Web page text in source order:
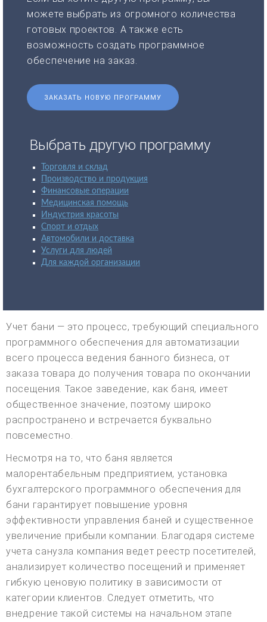
можете выбрать из огромного количества
готовых проектов. А также есть
возможность создать программное
обеспечение на заказ.
ЗАКАЗАТЬ НОВУЮ ПРОГРАММУ
Выбрать другую программу
Торговля и склад
Производство и продукция
Финансовые операции
Медицинская помощь
Индустрия красоты
Спорт и отдых
Автомобили и доставка
Услуги для людей
Для каждой организации
Учет бани — это процесс, требующий специального
программного обеспечения для автоматизации
всего процесса ведения банного бизнеса, от
заказа товара до получения товара по окончании
посещения. Такое заведение, как баня, имеет
общественное значение, поэтому широко
распространено и встречается буквально
повсеместно.
Несмотря на то, что баня является
малорентабельным предприятием, установка
бухгалтерского программного обеспечения для
бани гарантирует повышение уровня
эффективности управления баней и существенное
увеличение прибыли компании. Благодаря системе
учета санузла компания ведет реестр посетителей,
анализирует количество посещений и применяет
гибкую ценовую политику в зависимости от
категории клиентов. Следует отметить, что
внедрение такой системы на начальном этапе